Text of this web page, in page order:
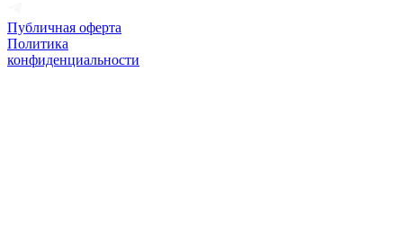
Публичная оферта
Политика
конфиденциальности